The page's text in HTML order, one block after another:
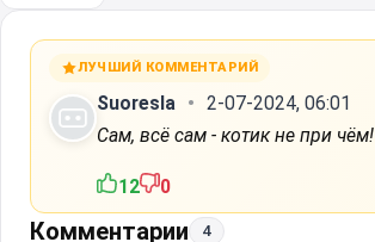
ЛУЧШИЙ КОММЕНТАРИЙ
Suoresla
2-07-2024, 06:01
Сам, всё сам - котик не при чём!
12 0
Комментарии 4